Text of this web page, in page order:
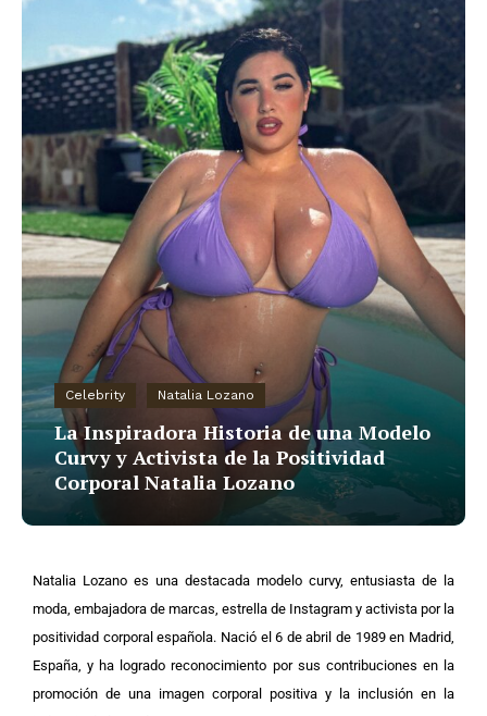
Celebrity Natalia Lozano
La Inspiradora Historia de una Modelo
Curvy y Activista de la Positividad
Corporal Natalia Lozano
Natalia Lozano es una destacada modelo curvy, entusiasta de la
moda, embajadora de marcas, estrella de Instagram y activista por la
positividad corporal española. Nació el 6 de abril de 1989 en Madrid,
España, y ha logrado reconocimiento por sus contribuciones en la
promoción de una imagen corporal positiva y la inclusión en la